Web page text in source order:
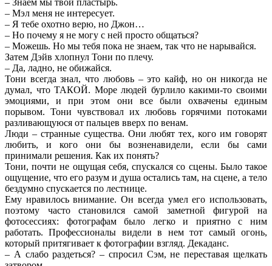
– Мэл меня не интересует.
– Я тебе охотно верю, но Джон…
– Но почему я не могу с ней просто общаться?
– Можешь. Но мы тебя пока не знаем, так что не нарывайся.
Затем Дэйв хлопнул Тони по плечу.
– Да, ладно, не обижайся.
Тони всегда знал, что любовь – это кайф, но он никогда не
думал, что ТАКОЙ. Море людей бурлило какими-то своими
эмоциями, и при этом они все были охвачены единым
порывом. Тони чувствовал их любовь горячими потоками
разливающуюся от пальцев вверх по венам.
Люди – странные существа. Они любят тех, кого им говорят
любить, и кого они бы возненавидели, если бы сами
принимали решения. Как их понять?
Тони, почти не ощущая себя, спускался со сцены. Было такое
ощущение, что его разум и душа остались там, на сцене, а тело
бездумно спускается по лестнице.
Ему нравилось внимание. Он всегда умел его использовать,
поэтому часто становился самой заметной фигурой на
фотосессиях: фотографам было легко и приятно с ним
работать. Профессионалы видели в нем тот самый огонь,
который притягивает к фотографии взгляд. Декаданс.
– А слабо раздеться? – спросил Сэм, не переставая щелкать